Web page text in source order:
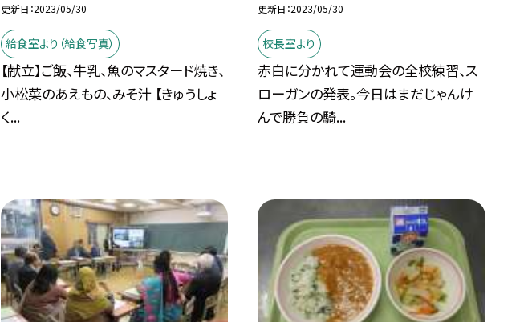
更新日 2023/05/30
給食室より（給食写真）
【献立】ご飯、牛乳、魚のマスタード焼き、
小松菜のあえもの、みそ汁 【きゅうしょ
く...
更新日 2023/05/30
校長室より
赤白に分かれて運動会の全校練習、ス
ローガンの発表。今日はまだじゃんけ
んで勝負の騎...